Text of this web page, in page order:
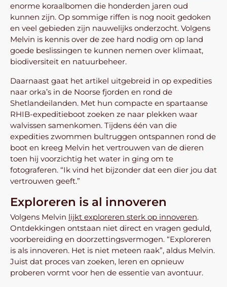
enorme koraalbomen die honderden jaren oud
kunnen zijn. Op sommige riffen is nog nooit gedoken
en veel gebieden zijn nauwelijks onderzocht. Volgens
Melvin is kennis over de zee hard nodig om op land
goede beslissingen te kunnen nemen over klimaat,
biodiversiteit en natuurbeheer.
Daarnaast gaat het artikel uitgebreid in op expedities
naar orka’s in de Noorse fjorden en rond de
Shetlandeilanden. Met hun compacte en spartaanse
RHIB-expeditieboot zoeken ze naar plekken waar
walvissen samenkomen. Tijdens één van die
expedities zwommen bultruggen ontspannen rond de
boot en kreeg Melvin het vertrouwen van de dieren
toen hij voorzichtig het water in ging om te
fotograferen. “Ik vind het bijzonder dat een dier jou dat
vertrouwen geeft.”
Exploreren is al innoveren
Volgens Melvin lijkt exploreren sterk op innoveren.
Ontdekkingen ontstaan niet direct en vragen geduld,
voorbereiding en doorzettingsvermogen. “Exploreren
is als innoveren. Het is niet meteen raak”, aldus Melvin.
Juist dat proces van zoeken, leren en opnieuw
proberen vormt voor hen de essentie van avontuur.